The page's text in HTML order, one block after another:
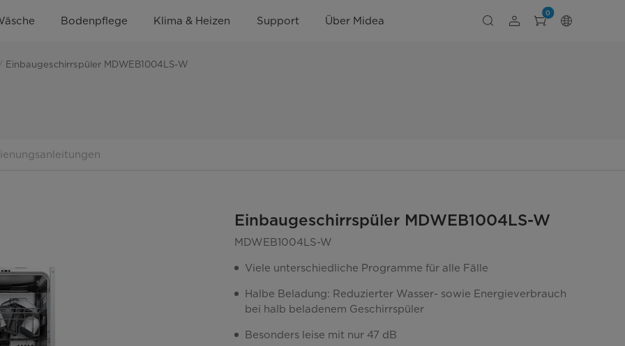
Bodenpflege Klima & Heizen Support Über Midea
0
Einbaugeschirrspüler MDWEB1004LS-W
Einbaugeschirrspüler MDWEB1004LS-W
MDWEB1004LS-W
Viele unterschiedliche Programme für alle Fälle
Halbe Beladung: Reduzierter Wasser- sowie Energieverbrauch
bei halb beladenem Geschirrspüler
Besonders leise mit nur 47 dB